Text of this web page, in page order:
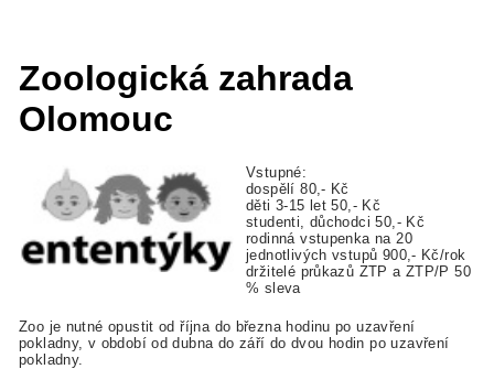
Zoologická zahrada
Olomouc
Vstupné:
dospělí 80,- Kč
děti 3-15 let 50,- Kč
studenti, důchodci 50,- Kč
rodinná vstupenka na 20
jednotlivých vstupů 900,- Kč/rok
držitelé průkazů ZTP a ZTP/P 50
% sleva
Zoo je nutné opustit od října do března hodinu po uzavření
pokladny, v období od dubna do září do dvou hodin po uzavření
pokladny.